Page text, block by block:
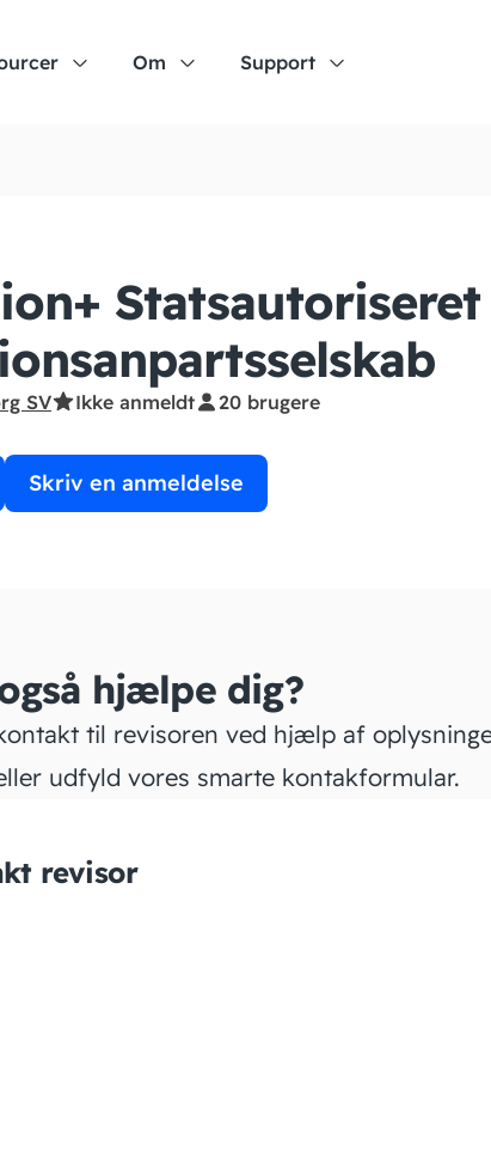
Om Support
Statsautoriseret
SV Ikke anmeldt 20 brugere
Skriv en anmeldelse
hjælpe dig?
til revisoren ved hjælp af
udfyld vores smarte kontakformular.
revisor